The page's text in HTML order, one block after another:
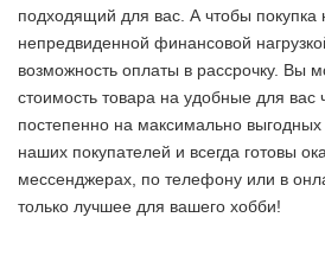
подходящий для вас. А чтобы покупка
непредвиденной финансовой
возможность оплаты в рассрочку. Вы
стоимость товара на удобные для вас
постепенно на максимально
наших покупателей и всегда готовы
мессенджерах, по телефону или в
только лучшее для вашего хобби!